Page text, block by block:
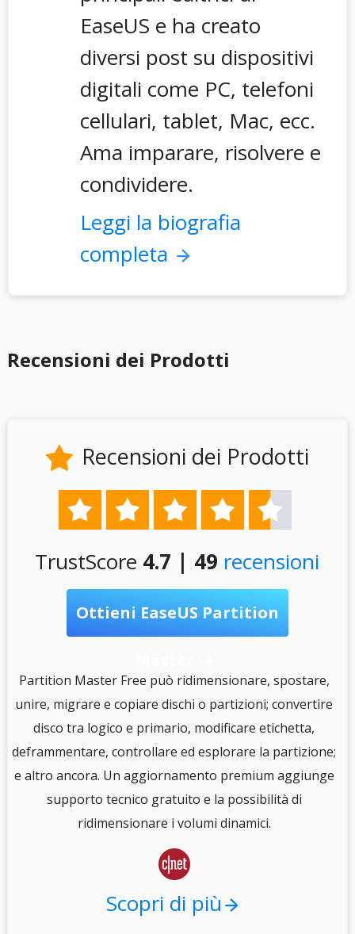
EaseUS e ha creato
diversi post su dispositivi
digitali come PC, telefoni
cellulari, tablet, Mac, ecc.
Ama imparare, risolvere e
condividere.
Leggi la biografia
completa
Recensioni dei Prodotti
 Recensioni dei Prodotti
    
TrustScore 4.7 | 49 recensioni
Ottieni EaseUS Partition
Partition Master Free può ridimensionare, spostare,
unire, migrare e copiare dischi o partizioni; convertire
disco tra logico e primario, modificare etichetta,
deframmentare, controllare ed esplorare la partizione;
e altro ancora. Un aggiornamento premium aggiunge
supporto tecnico gratuito e la possibilità di
ridimensionare i volumi dinamici.

Scopri di più